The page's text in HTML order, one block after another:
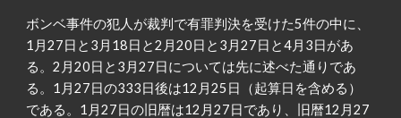
ボンベ事件の犯人が裁判で有罪判決を受けた5件の中に、
1月27日と3月18日と2月20日と3月27日と4月3日があ
る。2月20日と3月27日については先に述べた通りであ
る。1月27日の333日後は12月25日（起算日を含める）
である。1月27日の旧暦は12月27日であり、旧暦12月27